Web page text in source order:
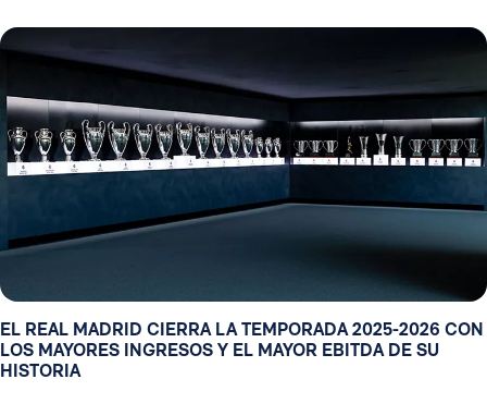
EL REAL MADRID CIERRA LA TEMPORADA 2025-2026 CON
LOS MAYORES INGRESOS Y EL MAYOR EBITDA DE SU
HISTORIA